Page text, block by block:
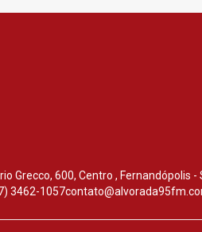
Grecco, 600, Centro , Fernandópolis -
3462-1057